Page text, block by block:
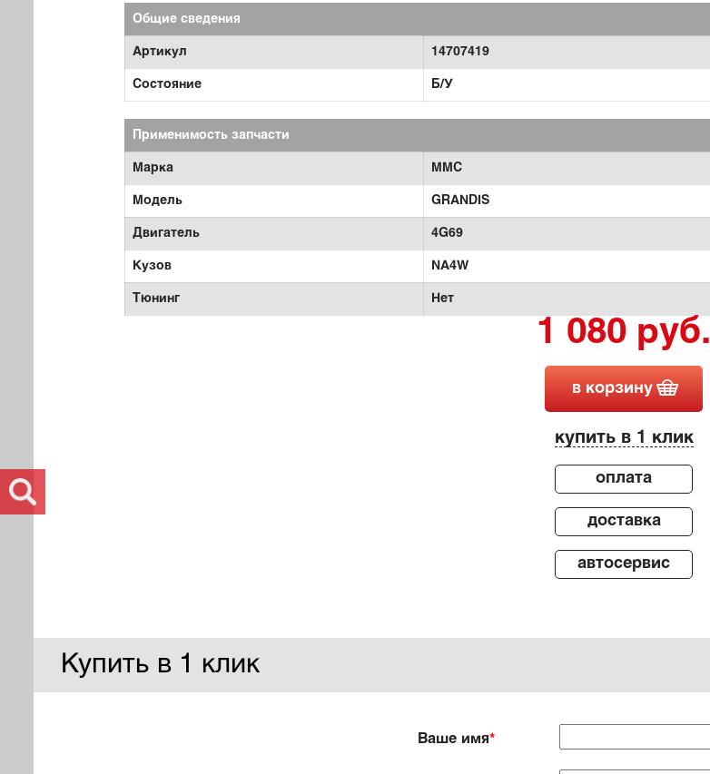
Общие сведения
Артикул 14707419
Состояние Б/У
Применимость запчасти
Марка MMC
Модель GRANDIS
Двигатель 4G69
Кузов NA4W
Тюнинг Нет
1 080 руб.
в корзину
купить в 1 клик
оплата
доставка
автосервис
Купить в 1 клик
Ваше имя*